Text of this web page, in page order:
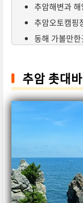
추암해변과 해
추암오토캠핑
동해 가볼만
추암 촛대